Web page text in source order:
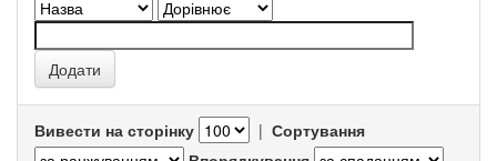
Вивести на сторінку | Сортування